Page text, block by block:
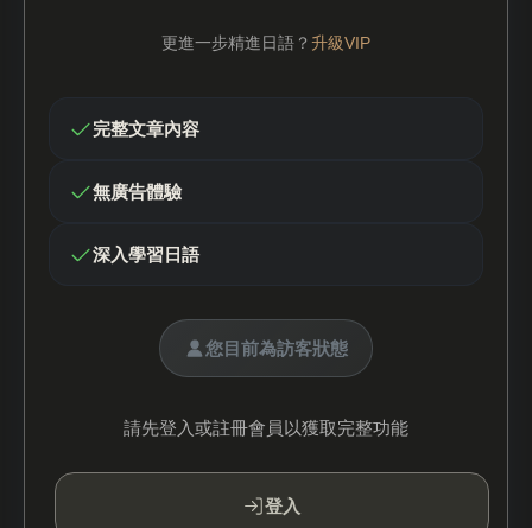
更進一步精進日語？ 升級VIP
完整文章內容
無廣告體驗
深入學習日語
您目前為訪客狀態
請先登入或註冊會員以獲取完整功能
登入